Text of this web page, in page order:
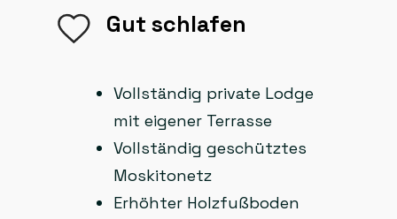
Gut schlafen
Vollständig private Lodge
mit eigener Terrasse
Vollständig geschütztes
Moskitonetz
Erhöhter Holzfußboden